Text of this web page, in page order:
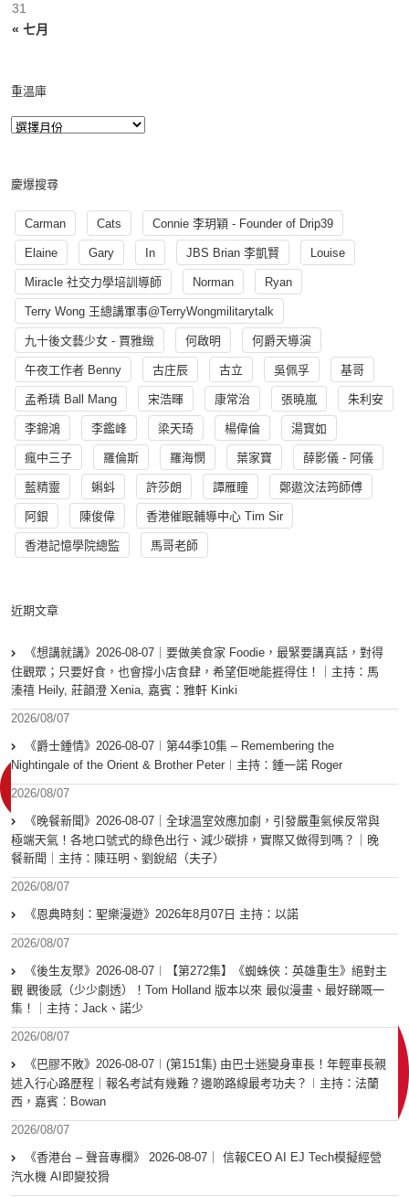
« 七月
31
重溫庫
慶爆搜尋
Carman Cats Connie 李玥穎 - Founder of Drip39
Elaine Gary In JBS Brian 李凱賢 Louise
Miracle 社交力學培訓導師 Norman Ryan
Terry Wong 王總講軍事@TerryWongmilitarytalk
九十後文藝少女 - 賈雅緻 何啟明 何爵天導演
午夜工作者 Benny 古庄辰 古立 吳佩孚 基哥
孟希璘 Ball Mang 宋浩暉 康常治 張曉嵐 朱利安
李錦鴻 李鑑峰 梁天琦 楊偉倫 湯寳如
瘋中三子 羅倫斯 羅海憫 葉家寶 薛影儀 - 阿儀
藍精靈 蝌蚪 許莎朗 譚雁瞳 鄭遨汶法筠師傅
阿銀 陳俊偉 香港催眠輔導中心 Tim Sir
香港記憶學院總監 馬哥老師
近期文章
《想講就講》2026-08-07｜要做美食家 Foodie，最緊要講真話，對得
住觀眾；只要好食，也會撐小店食肆，希望佢哋能捱得住！｜主持：馬
溱禧 Heily, 莊韻澄 Xenia, 嘉賓：雅軒 Kinki
2026/08/07
《爵士鍾情》2026-08-07︱第44季10集 – Remembering the
Nightingale of the Orient & Brother Peter︱主持：鍾一諾 Roger
2026/08/07
《晚餐新聞》2026-08-07｜全球溫室效應加劇，引發嚴重氣候反常與
極端天氣！各地口號式的綠色出行、減少碳排，實際又做得到嗎？｜晚
餐新聞｜主持：陳珏明、劉銳紹（夫子）
2026/08/07
《恩典時刻：聖樂漫遊》2026年8月07日 主持：以諾
2026/08/07
《後生友聚》2026-08-07︱【第272集】《蜘蛛俠：英雄重生》絕對主
觀 觀後感（少少劇透）！Tom Holland 版本以來 最似漫畫、最好睇嘅一
集！｜主持：Jack、諾少
2026/08/07
《巴膠不敗》2026-08-07︱(第151集) 由巴士迷變身車長！年輕車長親
述入行心路歷程｜報名考試有幾難？邊啲路線最考功夫？︱主持：法蘭
西，嘉賓︰Bowan
2026/08/07
《香港台 – 聲音專欄》 2026-08-07｜ 信報CEO AI EJ Tech模擬經營
汽水機 AI即變狡猾